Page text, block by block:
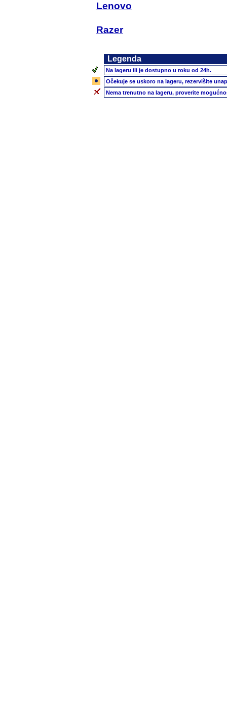
Lenovo
Razer
Legenda
Na lageru ili je dostupno u roku od 24h.
Očekuje se uskoro na lageru, rezervišite
Nema trenutno na lageru, proverite